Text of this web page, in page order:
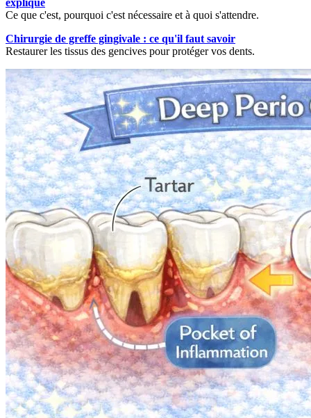
Ce que c'est, pourquoi c'est nécessaire et à quoi s'attendre.
Chirurgie de greffe gingivale : ce qu'il faut savoir
Restaurer les tissus des gencives pour protéger vos dents.